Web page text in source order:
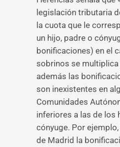
legislación tributaria
la cuota que le
un hijo, padre o
bonificaciones) en el
sobrinos se
además las
son inexistentes en
Comunidades
inferiores a las de los
cónyuge. Por
de Madrid la